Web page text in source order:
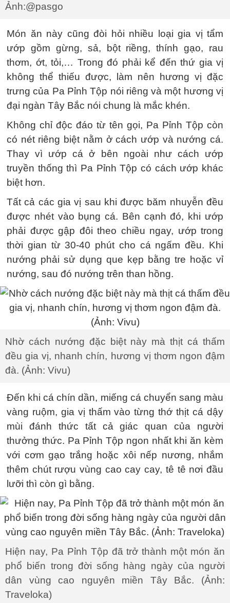
Ảnh:@pasgo
Món ăn này cũng đòi hỏi nhiều loại gia vị tẩm
ướp gồm gừng, sả, bột riềng, thính gạo, rau
thơm, ớt, tỏi,… Trong đó phải kể đến thứ gia vị
không thể thiếu được, làm nên hương vị đặc
trưng của Pa Pỉnh Tộp nói riêng và một hương vị
đại ngàn Tây Bắc nói chung là mắc khén.
Không chỉ độc đáo từ tên gọi, Pa Pỉnh Tộp còn
có nét riêng biệt nằm ở cách ướp và nướng cá.
Thay vì ướp cá ở bên ngoài như cách ướp
truyền thống thì Pa Pỉnh Tộp có cách ướp khác
biệt hơn.
Tất cả các gia vị sau khi được băm nhuyễn đều
được nhét vào bụng cá. Bên cạnh đó, khi ướp
phải được gập đôi theo chiều ngay, ướp trong
thời gian từ 30-40 phút cho cá ngấm đều. Khi
nướng phải sử dụng que kẹp bằng tre hoặc vỉ
nướng, sau đó nướng trên than hồng.
Nhờ cách nướng đặc biệt này mà thịt cá thấm
đều gia vị, nhanh chín, hương vị thơm ngon đậm
đà. (Ảnh: Vivu)
Đến khi cá chín dần, miếng cá chuyển sang màu
vàng ruộm, gia vị thấm vào từng thớ thịt cá dậy
mùi đánh thức tất cả giác quan của người
thưởng thức. Pa Pỉnh Tộp ngon nhất khi ăn kèm
với cơm gạo trắng hoặc xôi nếp nương, nhắm
thêm chút rượu vùng cao cay cay, tê tê nơi đầu
lưỡi thì còn gì bằng.
Hiện nay, Pa Pỉnh Tộp đã trở thành một món ăn
phổ biến trong đời sống hàng ngày của người
dân vùng cao nguyên miền Tây Bắc. (Ảnh:
Traveloka)